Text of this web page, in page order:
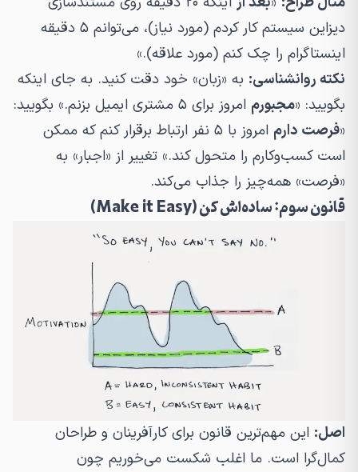
دیزاین سیستم کار کردم (مورد نیاز)، می‌توانم ۵ دقیقه
اینستاگرام را چک کنم (مورد علاقه).»
نکته روانشناسی: به «زبان» خود دقت کنید. به جای اینکه
بگویید: «مجبورم
امروز برای ۵ مشتری ایمیل بزنم.» بگویید:
«فرصت دارم
امروز با ۵ نفر ارتباط برقرار کنم که ممکن
است کسب‌وکارم را متحول کند.» تغییر از «اجبار» به
«فرصت» همه‌چیز را جذاب می‌کند.
قانون سوم: ساده‌اش کن (Make it Easy)
اصل: این مهم‌ترین قانون برای کارآفرینان و طراحان
کمال‌گرا است. ما اغلب شکست می‌خوریم چون